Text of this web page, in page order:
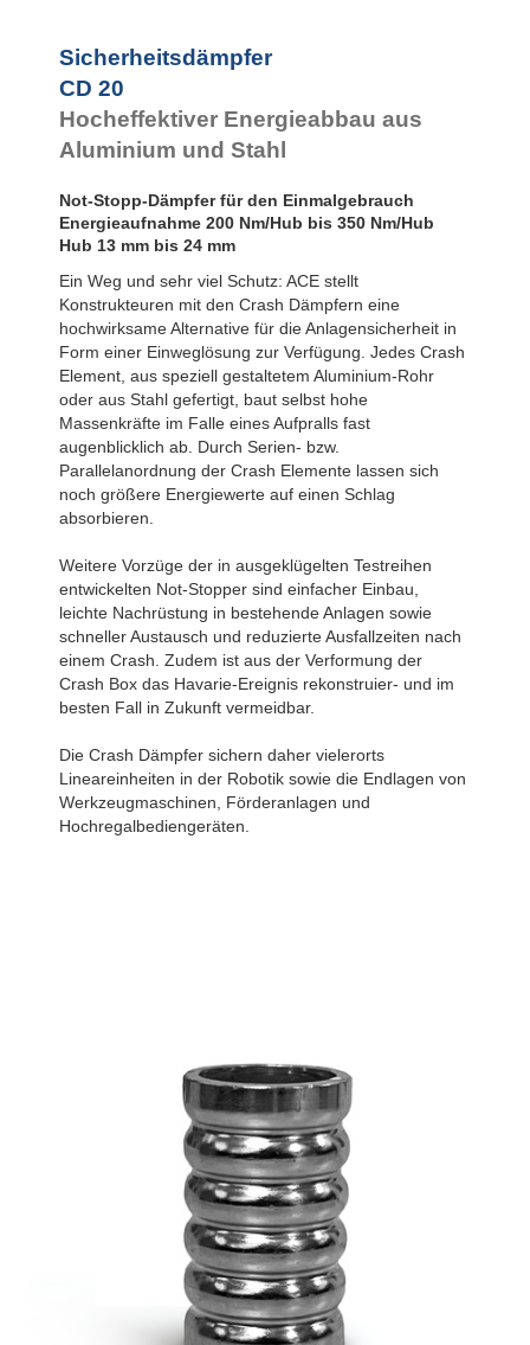
Sicherheitsdämpfer
CD 20
Hocheffektiver Energieabbau aus
Aluminium und Stahl
Not-Stopp-Dämpfer für den Einmalgebrauch
Energieaufnahme 200 Nm/Hub bis 350 Nm/Hub
Hub 13 mm bis 24 mm
Ein Weg und sehr viel Schutz: ACE stellt
Konstrukteuren mit den Crash Dämpfern eine
hochwirksame Alternative für die Anlagensicherheit in
Form einer Einweglösung zur Verfügung. Jedes Crash
Element, aus speziell gestaltetem Aluminium-Rohr
oder aus Stahl gefertigt, baut selbst hohe
Massenkräfte im Falle eines Aufpralls fast
augenblicklich ab. Durch Serien- bzw.
Parallelanordnung der Crash Elemente lassen sich
noch größere Energiewerte auf einen Schlag
absorbieren.
Weitere Vorzüge der in ausgeklügelten Testreihen
entwickelten Not-Stopper sind einfacher Einbau,
leichte Nachrüstung in bestehende Anlagen sowie
schneller Austausch und reduzierte Ausfallzeiten nach
einem Crash. Zudem ist aus der Verformung der
Crash Box das Havarie-Ereignis rekonstruier- und im
besten Fall in Zukunft vermeidbar.
Die Crash Dämpfer sichern daher vielerorts
Lineareinheiten in der Robotik sowie die Endlagen von
Werkzeugmaschinen, Förderanlagen und
Hochregalbediengeräten.